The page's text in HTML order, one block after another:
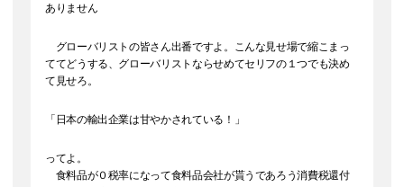
ありません
グローバリストの皆さん出番ですよ。こんな見せ場で縮こまっ
ててどうする、グローバリストならせめてセリフの１つでも決め
て見せろ。
「日本の輸出企業は甘やかされている！」
ってよ。
食料品が０税率になって食料品会社が貰うであろう消費税還付